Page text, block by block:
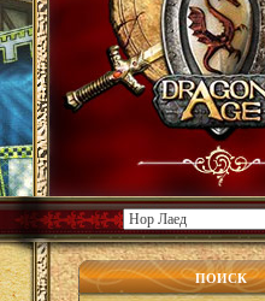
ПОИСК